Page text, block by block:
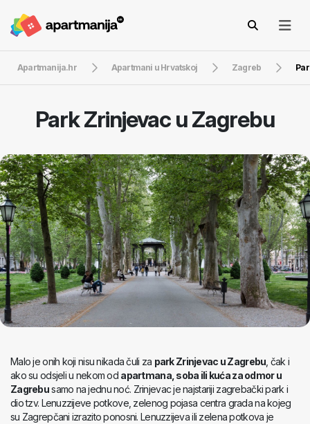
Apartmanija.hr Apartmani u Hrvatskoj Zagreb
Park Zrinjevac u Zagrebu
Malo je onih koji nisu nikada čuli za park Zrinjevac u Zagrebu , čak i
ako su odsjeli u nekom od apartmana, soba ili kuća za odmor u
Zagrebusamo na jednu noć. Zrinjevac je najstariji zagrebački park i
dio tzv. Lenuzzijeve potkove, zelenog pojasa centra grada na kojeg
su Zagrepčani izrazito ponosni. Lenuzzijeva ili zelena potkova je